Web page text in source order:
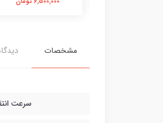
مشخصات
سرعت